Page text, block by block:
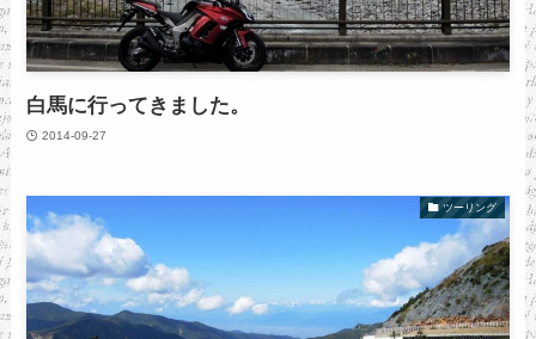
白馬に行ってきました。
2014-09-27
ツーリング